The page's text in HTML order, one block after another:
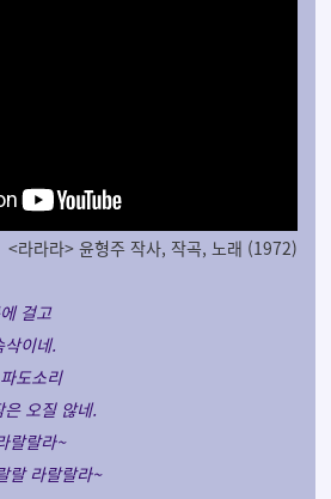
<라라라> 윤형주 작사, 작곡, 노래 (1972)
걸고
이네.
도소리
오질 않네.
랄랄라~
랄 라랄랄라~